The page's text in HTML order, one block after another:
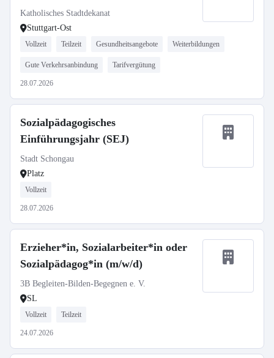
Katholisches Stadtdekanat
Stuttgart-Ost
Vollzeit Teilzeit Gesundheitsangebote Weiterbildungen
Gute Verkehrsanbindung Tarifvergütung
28.07.2026
Sozialpädagogisches
Einführungsjahr (SEJ)
Stadt Schongau
Platz
Vollzeit
28.07.2026
Erzieher*in, Sozialarbeiter*in oder
Sozialpädagog*in (m/w/d)
3B Begleiten-Bilden-Begegnen e. V.
SL
Vollzeit Teilzeit
24.07.2026